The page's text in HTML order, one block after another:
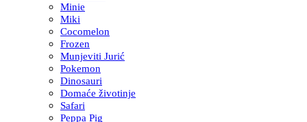
Minie
Miki
Cocomelon
Frozen
Munjeviti Jurić
Pokemon
Dinosauri
Domaće životinje
Safari
Peppa Pig